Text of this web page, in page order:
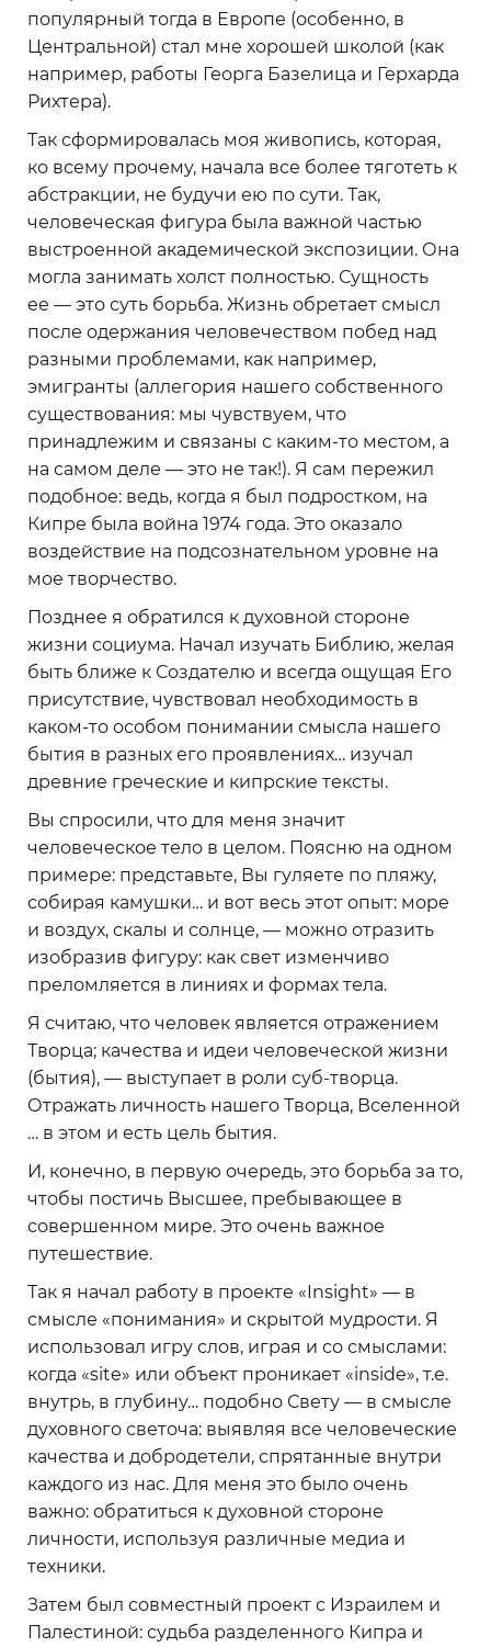
популярный тогда в Европе (особенно, в
Центральной) стал мне хорошей школой (как
например, работы Георга Базелица и Герхарда
Рихтера).
Так сформировалась моя живопись, которая,
ко всему прочему, начала все более тяготеть к
абстракции, не будучи ею по сути. Так,
человеческая фигура была важной частью
выстроенной академической экспозиции. Она
могла занимать холст полностью. Сущность
ее — это суть борьба. Жизнь обретает смысл
после одержания человечеством побед над
разными проблемами, как например,
эмигранты (аллегория нашего собственного
существования: мы чувствуем, что
принадлежим и связаны с каким-то местом, а
на самом деле — это не так!). Я сам пережил
подобное: ведь, когда я был подростком, на
Кипре была война 1974 года. Это оказало
воздействие на подсознательном уровне на
мое творчество.
Позднее я обратился к духовной стороне
жизни социума. Начал изучать Библию, желая
быть ближе к Создателю и всегда ощущая Его
присутствие, чувствовал необходимость в
каком-то особом понимании смысла нашего
бытия в разных его проявлениях… изучал
древние греческие и кипрские тексты.
Вы спросили, что для меня значит
человеческое тело в целом. Поясню на одном
примере: представьте, Вы гуляете по пляжу,
собирая камушки… и вот весь этот опыт: море
и воздух, скалы и солнце, — можно отразить
изобразив фигуру: как свет изменчиво
преломляется в линиях и формах тела.
Я считаю, что человек является отражением
Творца; качества и идеи человеческой жизни
(бытия), — выступает в роли суб-творца.
Отражать личность нашего Творца, Вселенной
… в этом и есть цель бытия.
И, конечно, в первую очередь, это борьба за то,
чтобы постичь Высшее, пребывающее в
совершенном мире. Это очень важное
путешествие.
Так я начал работу в проекте «Insight» — в
смысле «понимания» и скрытой мудрости. Я
использовал игру слов, играя и со смыслами:
когда «site» или объект проникает «inside», т.е.
внутрь, в глубину… подобно Свету — в смысле
духовного светоча: выявляя все человеческие
качества и добродетели, спрятанные внутри
каждого из нас. Для меня это было очень
важно: обратиться к духовной стороне
личности, используя различные медиа и
техники.
Затем был совместный проект с Израилем и
Палестиной: судьба разделенного Кипра и